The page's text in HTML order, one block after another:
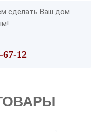
сделать Ваш дом
67-12